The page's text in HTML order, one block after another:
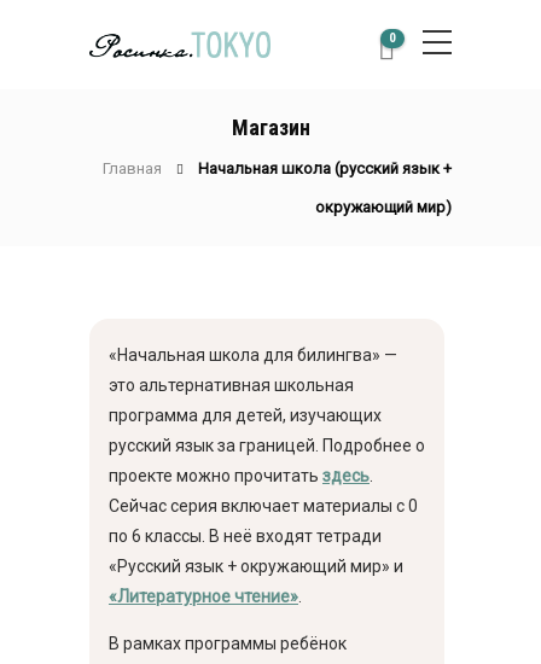
0
Магазин
Главная Начальная школа (русский язык +
окружающий мир)
«Начальная школа для билингва» —
это альтернативная школьная
программа для детей, изучающих
русский язык за границей. Подробнее о
проекте можно прочитать здесь
Сейчас серия включает материалы с 0
по 6 классы. В неё входят тетради
«Русский язык + окружающий мир» и
«Литературное чтение»
В рамках программы ребёнок